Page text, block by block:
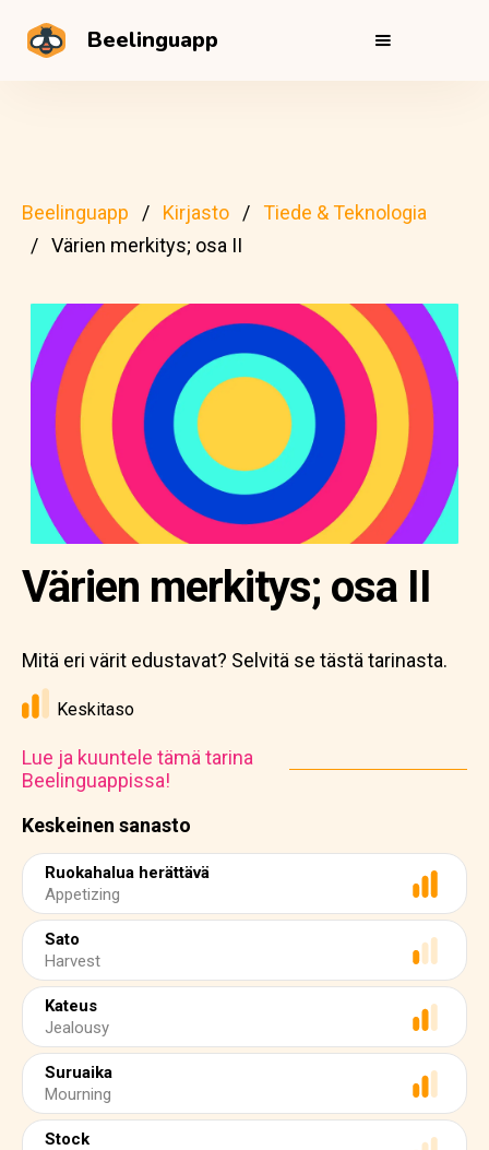
Beelinguapp
Beelinguapp Kirjasto
Tiede & Teknologia
Värien merkitys; osa II
Keskeinen sanasto
Ruokahalua herättävä
Appetizing
Sato
Harvest
Kateus
Jealousy
Suruaika
Mourning
Stock
Värien merkitys; osa II
Mitä eri värit edustavat? Selvitä se tästä tarinasta.
Keskitaso
Lue ja kuuntele tämä tarina
Beelinguappissa!